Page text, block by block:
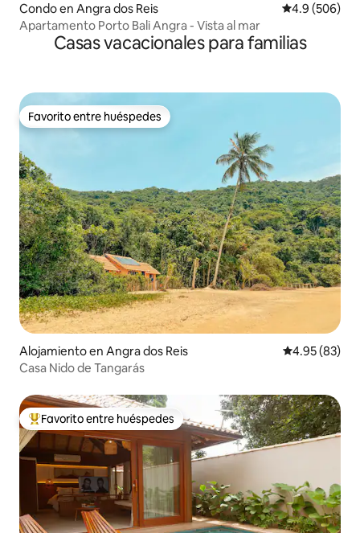
Condo en Angra dos Reis Calificación
4.9 (506)
Apartamento Porto Bali Angra - Vista al mar
Casas vacacionales para familias
Favorito entre huéspedes
Favorito entre huéspedes
Alojamiento en Angra dos Reis Calificación
4.95 (83)
Casa Nido de Tangarás
Favorito entre huéspedes preferido
Favorito entre huéspedes